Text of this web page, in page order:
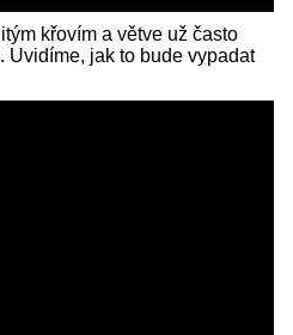
křovím a větve už často
Uvidíme, jak to bude vypadat